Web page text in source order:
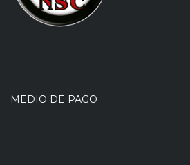
MEDIO DE PAGO